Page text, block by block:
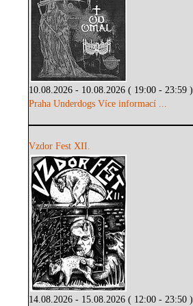
10.08.2026 - 10.08.2026 ( 19:00 - 23:59 )
Praha Underdogs Více informací ...
Vzdor Fest XII.
14.08.2026 - 15.08.2026 ( 12:00 - 23:50 )